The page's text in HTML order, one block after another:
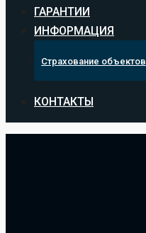
ГАРАНТИИ
ИНФОРМАЦИЯ
Страхование объектов
КОНТАКТЫ